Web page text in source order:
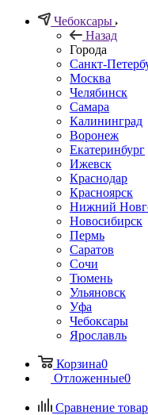
Чебоксары
Назад
Города
Санкт-
Москва
Челябинск
Самара
Калининград
Воронеж
Екатеринбург
Ижевск
Краснодар
Красноярск
Нижний
Новосибирск
Пермь
Саратов
Сочи
Тюмень
Ульяновск
Уфа
Чебоксары
Ярославль
Корзина0
Отложенные0
Сравнение